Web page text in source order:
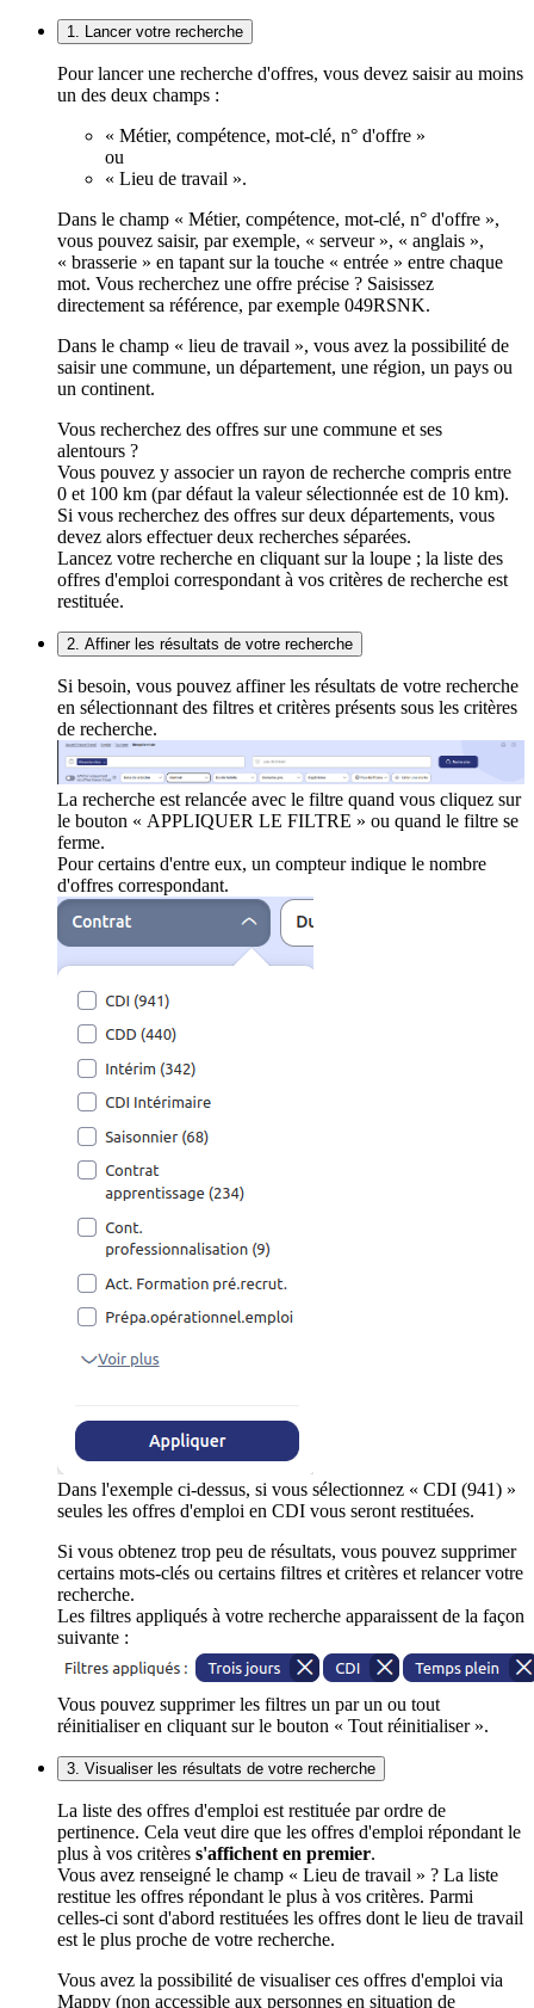
1. Lancer votre recherche
Pour lancer une recherche d'offres, vous devez saisir au moins
un des deux champs :
« Métier, compétence, mot-clé, n° d'offre »
ou
« Lieu de travail ».
Dans le champ « Métier, compétence, mot-clé, n° d'offre »,
vous pouvez saisir, par exemple, « serveur », « anglais »,
« brasserie » en tapant sur la touche « entrée » entre chaque
mot. Vous recherchez une offre précise ? Saisissez
directement sa référence, par exemple 049RSNK.
Dans le champ « lieu de travail », vous avez la possibilité de
saisir une commune, un département, une région, un pays ou
un continent.
Vous recherchez des offres sur une commune et ses
alentours ?
Vous pouvez y associer un rayon de recherche compris entre
0 et 100 km (par défaut la valeur sélectionnée est de 10 km).
Si vous recherchez des offres sur deux départements, vous
devez alors effectuer deux recherches séparées.
Lancez votre recherche en cliquant sur la loupe ; la liste des
offres d'emploi correspondant à vos critères de recherche est
restituée.
2. Affiner les résultats de votre recherche
Si besoin, vous pouvez affiner les résultats de votre recherche
en sélectionnant des filtres et critères présents sous les critères
de recherche.
La recherche est relancée avec le filtre quand vous cliquez sur
le bouton « APPLIQUER LE FILTRE » ou quand le filtre se
ferme.
Pour certains d'entre eux, un compteur indique le nombre
d'offres correspondant.
Dans l'exemple ci-dessus, si vous sélectionnez « CDI (941) »
seules les offres d'emploi en CDI vous seront restituées.
Si vous obtenez trop peu de résultats, vous pouvez supprimer
certains mots-clés ou certains filtres et critères et relancer votre
recherche.
Les filtres appliqués à votre recherche apparaissent de la façon
suivante :
Vous pouvez supprimer les filtres un par un ou tout
réinitialiser en cliquant sur le bouton « Tout réinitialiser ».
3. Visualiser les résultats de votre recherche
La liste des offres d'emploi est restituée par ordre de
pertinence. Cela veut dire que les offres d'emploi répondant le
plus à vos critères s'affichent en premier.
Vous avez renseigné le champ « Lieu de travail » ? La liste
restitue les offres répondant le plus à vos critères. Parmi
celles-ci sont d'abord restituées les offres dont le lieu de travail
est le plus proche de votre recherche.
Vous avez la possibilité de visualiser ces offres d'emploi via
Mappy (non accessible aux personnes en situation de